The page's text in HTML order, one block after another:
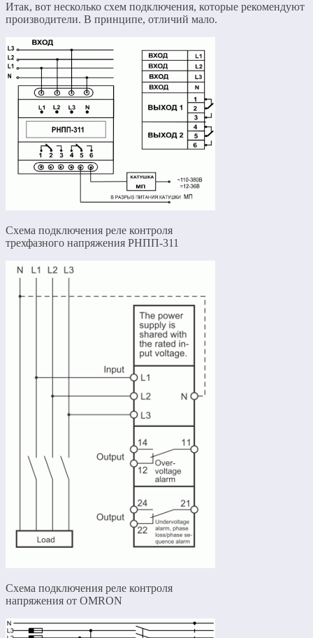
Итак, вот несколько схем подключения, которые рекомендуют
производители. В принципе, отличий мало.
Схема подключения реле контроля
трехфазного напряжения РНПП-311
Схема подключения реле контроля
напряжения от OMRON